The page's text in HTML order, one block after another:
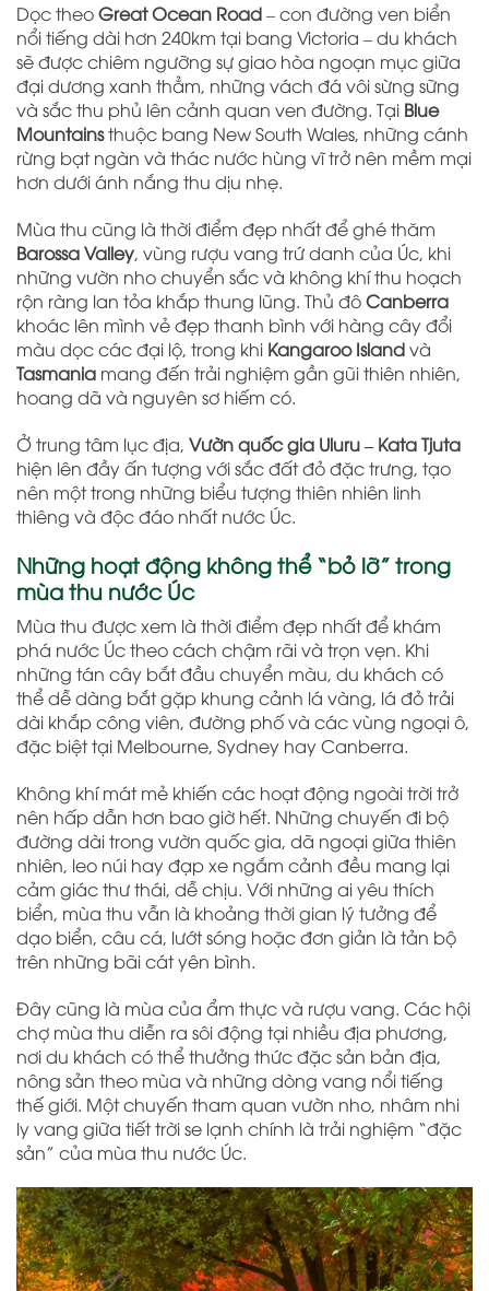
Dọc theoGreat Ocean Road– con đường ven biển
nổi tiếng dài hơn 240km tại bang Victoria – du khách
sẽ được chiêm ngưỡng sự giao hòa ngoạn mục giữa
đại dương xanh thẳm, những vách đá vôi sừng sững
và sắc thu phủ lên cảnh quan ven đường. Tại Blue
Mountainsthuộc bang New South Wales, những cánh
rừng bạt ngàn và thác nước hùng vĩ trở nên mềm mại
hơn dưới ánh nắng thu dịu nhẹ.
Mùa thu cũng là thời điểm đẹp nhất để ghé thăm
Barossa Valley, vùng rượu vang trứ danh của Úc, khi
những vườn nho chuyển sắc và không khí thu hoạch
rộn ràng lan tỏa khắp thung lũng. Thủ đôCanberra
khoác lên mình vẻ đẹp thanh bình với hàng cây đổi
màu dọc các đại lộ, trong khi Kangaroo Islandvà
Tasmania mang đến trải nghiệm gần gũi thiên nhiên,
hoang dã và nguyên sơ hiếm có.
Ở trung tâm lục địa, Vườn quốc gia Uluru – Kata Tjuta
hiện lên đầy ấn tượng với sắc đất đỏ đặc trưng, tạo
nên một trong những biểu tượng thiên nhiên linh
thiêng và độc đáo nhất nước Úc.
Những hoạt động không thể “bỏ lỡ” trong
mùa thu nước Úc
Mùa thu được xem là thời điểm đẹp nhất để khám
phá nước Úc theo cách chậm rãi và trọn vẹn. Khi
những tán cây bắt đầu chuyển màu, du khách có
thể dễ dàng bắt gặp khung cảnh lá vàng, lá đỏ trải
dài khắp công viên, đường phố và các vùng ngoại ô,
đặc biệt tại Melbourne, Sydney hay Canberra.
Không khí mát mẻ khiến các hoạt động ngoài trời trở
nên hấp dẫn hơn bao giờ hết. Những chuyến đi bộ
đường dài trong vườn quốc gia, dã ngoại giữa thiên
nhiên, leo núi hay đạp xe ngắm cảnh đều mang lại
cảm giác thư thái, dễ chịu. Với những ai yêu thích
biển, mùa thu vẫn là khoảng thời gian lý tưởng để
dạo biển, câu cá, lướt sóng hoặc đơn giản là tản bộ
trên những bãi cát yên bình.
Đây cũng là mùa của ẩm thực và rượu vang. Các hội
chợ mùa thu diễn ra sôi động tại nhiều địa phương,
nơi du khách có thể thưởng thức đặc sản bản địa,
nông sản theo mùa và những dòng vang nổi tiếng
thế giới. Một chuyến tham quan vườn nho, nhâm nhi
ly vang giữa tiết trời se lạnh chính là trải nghiệm “đặc
sản” của mùa thu nước Úc.